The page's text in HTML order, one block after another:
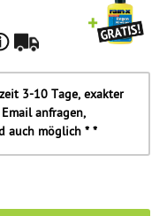
3-10 Tage, exakter
anfragen,
auch möglich * *